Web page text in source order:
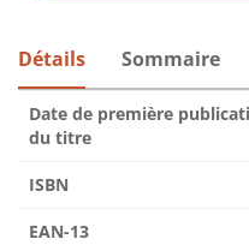
Détails Sommaire
Date de première
du titre
ISBN
EAN-13